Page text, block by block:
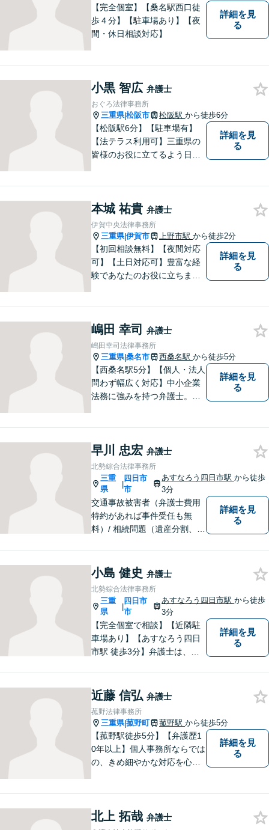
【完全個室】【桑名駅西口徒
歩４分】【駐車場あり】【夜
間・休日相談対応】
詳細を見
る
小黒 智広 弁護士
おぐろ法律事務所
三重県|松阪市 松阪駅 から徒歩6分
【松阪駅6分】【駐車場有】
【法テラス利用可】三重県の
皆様のお役に立てるよう日々
解決できる問題もありますの
で、 お気軽にご相談くださ
い。
詳細を見
る
本城 祐貴 弁護士
伊賀中央法律事務所
三重県|伊賀市 上野市駅 から徒歩2分
【初回相談無料】【夜間対応
可】【土日対応可】豊富な経
験であなたのお役に立ちま
詳細を見
る
嶋田 幸司 弁護士
嶋田幸司法律事務所
三重県|桑名市 西桑名駅 から徒歩5分
【西桑名駅5分】【個人・法人
問わず幅広く対応】中小企業
法務に強みを持つ弁護士。個
します。お困りごとは、お気
軽にご相談ください。
詳細を見
る
早川 忠宏 弁護士
北勢綜合法律事務所
三重
県
|
四日市
市
あすなろう四日市駅 から徒歩
3分
交通事故被害者（弁護士費用
特約があれば事件受任も無
料）/ 相続問題（遺産分割、遺
詳細を見
る
小島 健史 弁護士
北勢綜合法律事務所
三重
県
|
四日市
市
あすなろう四日市駅 から徒歩
3分
【完全個室で相談】【近隣駐
車場あり】【あすなろう四日
市駅 徒歩3分】弁護士は、依
でも聞いてください。 問題解
決に向かって一緒に頑張りま
しょう。
詳細を見
る
近藤 信弘 弁護士
菰野法律事務所
三重県|菰野町 菰野駅 から徒歩5分
【菰野駅徒歩5分】【弁護歴1
0年以上】個人事務所ならでは
の、きめ細やかな対応を心が
行います！【完全個室】
詳細を見
る
北上 拓哉 弁護士